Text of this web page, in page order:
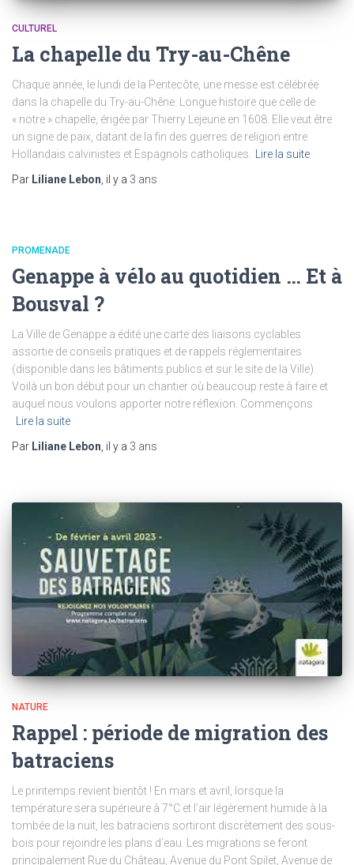
CULTUREL
La chapelle du Try-au-Chêne
Chaque année, le lundi de la Pentecôte, une messe est célébrée
dans la chapelle du Try-au-Chêne. Longue histoire que celle de
« notre » chapelle, érigée par Thierry Lejeune en 1608. Elle veut être
un signe de paix, datant de la fin des guerres de religion entre
Hollandais calvinistes et Espagnols catholiques. Lire la suite
Par Liliane Lebon, il y a 3 ans
PROMENADE
Genappe à vélo au quotidien … Et à
Bousval ?
La Ville de Genappe a édité une carte des liaisons cyclables
assortie de conseils pratiques et de rappels réglementaires
(disponible dans les bâtiments publics et sur le site de la Ville).
Voilà un bon début pour un chantier où beaucoup reste à faire et
auquel nous voulons apporter notre réflexion. Commençons
Lire la suite
Par Liliane Lebon, il y a 3 ans
NATURE
Rappel : période de migration des
batraciens
Le printemps revient bientôt ! En mars et avril, lorsque la
température sera supérieure à 7°C et l’air légèrement humide à la
tombée de la nuit, les batraciens sortiront discrètement des sous-
bois pour rejoindre les plans d’eau. Les migrations se feront
principalement Rue du Château, Avenue du Pont Spilet, Avenue de